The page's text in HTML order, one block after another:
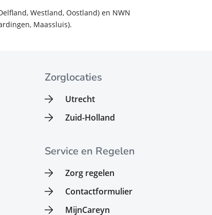
Westland, Oostland) en NWN
Maassluis).
Zorglocaties
Utrecht
Zuid-Holland
Service en Regelen
Zorg regelen
Contactformulier
MijnCareyn